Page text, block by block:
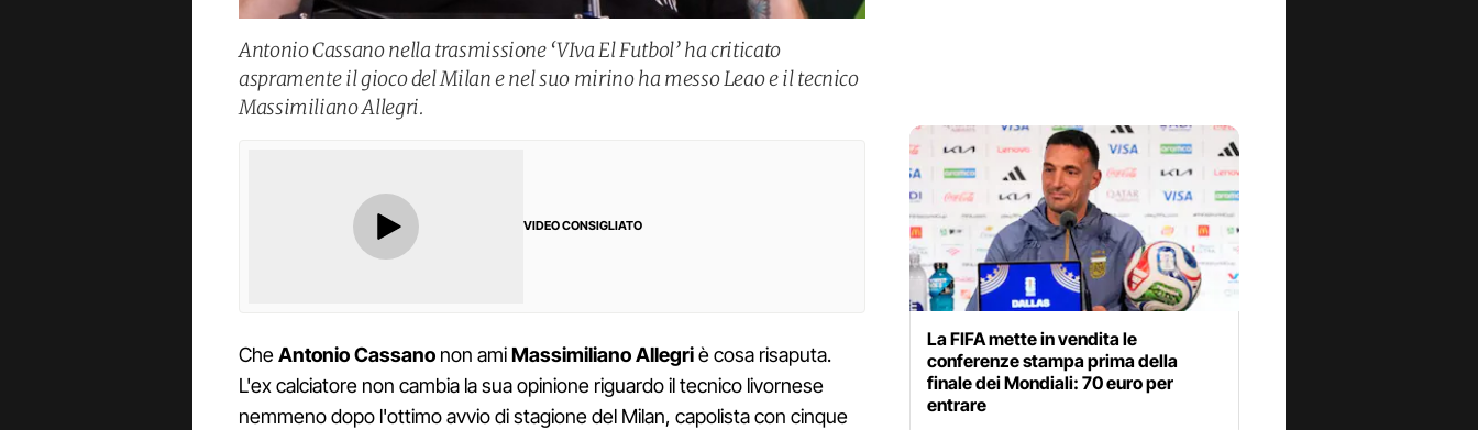
Antonio Cassano nella trasmissione ‘VIva El Futbol’ ha criticato
aspramente il gioco del Milan e nel suo mirino ha messo Leao e il tecnico
Massimiliano Allegri.
VIDEO CONSIGLIATO
CheAntonio Cassano non amiMassimiliano Allegriè cosa risaputa.
L'ex calciatore non cambia la sua opinione riguardo il tecnico livornese
nemmeno dopo l'ottimo avvio di stagione del Milan, capolista con cinque
La FIFA mette in vendita le
conferenze stampa prima della
finale dei Mondiali: 70 euro per
entrare